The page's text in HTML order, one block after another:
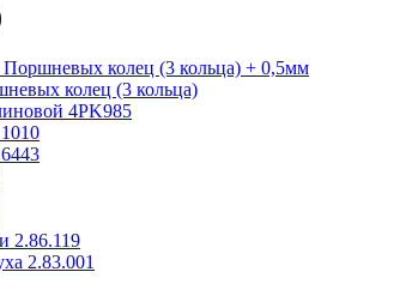
колец (3 кольца) + 0,5мм
колец (3 кольца)
4PK985
2.86.119
2.83.001